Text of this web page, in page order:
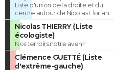
Liste d'union de la droite et du
centre autour de Nicolas Florian
Nicolas THIERRY (Liste
écologiste)
Nos terroirs notre avenir
Clémence GUETTÉ (Liste
d'extrême-gauche)